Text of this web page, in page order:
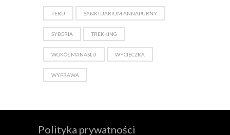
PERU SANKTUARIUM ANNAPURNY
SYBERIA TREKKING
WOKÓŁ MANASLU WYCIECZKA
WYPRAWA
Polityka prywatności